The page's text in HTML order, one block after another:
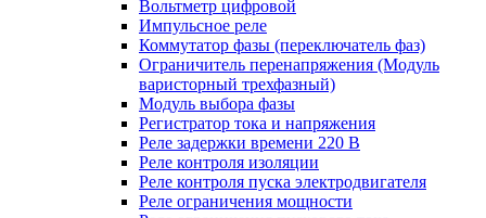
Вольтметр цифровой
Импульсное реле
Коммутатор фазы (переключатель фаз)
Ограничитель перенапряжения (Модуль
варисторный трехфазный)
Модуль выбора фазы
Регистратор тока и напряжения
Реле задержки времени 220 В
Реле контроля изоляции
Реле контроля пуска электродвигателя
Реле ограничения мощности